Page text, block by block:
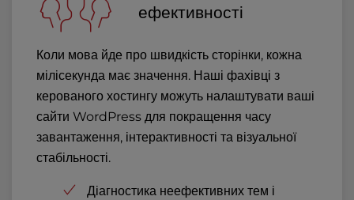
ефективності
Коли мова йде про швидкість сторінки, кожна
мілісекунда має значення. Наші фахівці з
керованого хостингу можуть налаштувати ваші
сайти WordPress для покращення часу
завантаження, інтерактивності та візуальної
стабільності.
Діагностика неефективних тем і